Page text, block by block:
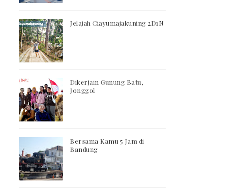
Jelajah Ciayumajakuning 2D1N
Dikerjain Gunung Batu,
Jonggol
Bersama Kamu 5 Jam di
Bandung